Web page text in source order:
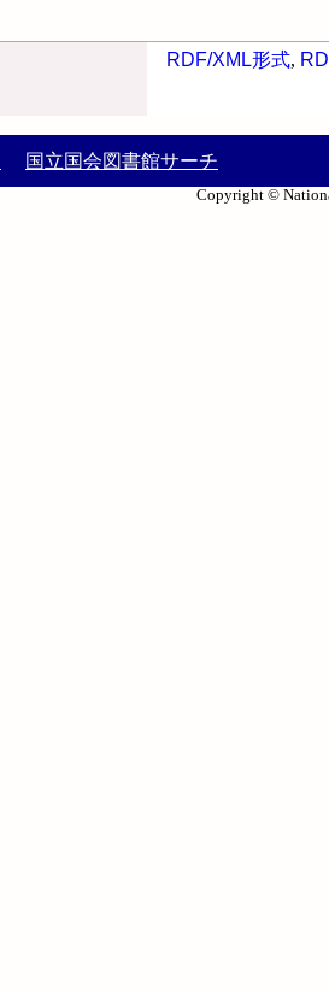
RDF/XML形式,
国立国会図書館サーチ
Copyright ©